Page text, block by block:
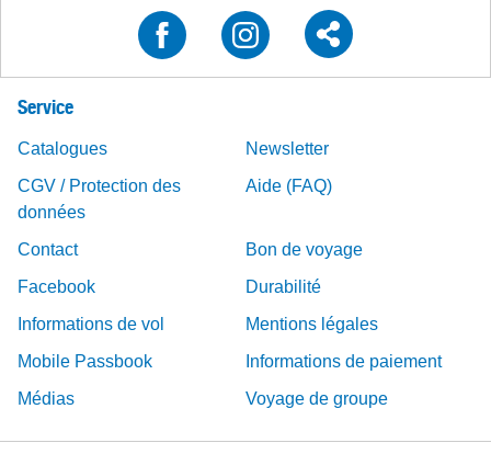
Service
Catalogues
Newsletter
CGV / Protection des
données
Aide (FAQ)
Contact
Bon de voyage
Facebook
Durabilité
Informations de vol
Mentions légales
Mobile Passbook
Informations de paiement
Médias
Voyage de groupe